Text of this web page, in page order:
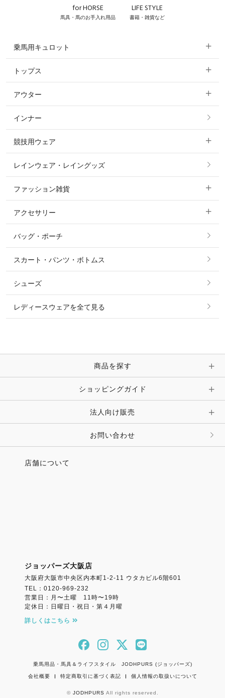
for HORSE
馬具・馬のお手入れ用品
LIFE STYLE
書籍・雑貨など
乗馬用キュロット
すべてのキュロット
フルグリップ・尻革 キュロット
ニーグリップ・膝革 キュロット
トップス
すべてのトップス
ポロシャツ
カットソー・Tシャツ・タンクトップ
パーカー・トレーナー・スウェット
ニット・セーター
シャツ・ブラウス・ワンピース
アウター
すべてのアウター
コート
ジャケット・ブルゾン
その他 アウター
インナー
競技用ウェア
すべての競技用ウェア
ショージャケット
ショーシャツ
レインウェア・レイングッズ
ファッション雑貨
すべてのファッション雑貨
ソックス
ベルト
マフラー・スカーフ・ストール・スヌード
時計・財布・キーケース・革小物
キーホルダー・チャーム・ストラップ
アクセサリー
すべてのアクセサリー
リング
ピアス・イヤリング
ピン・ブローチ・コサージュ
その他 アクセサリー
バッグ・ポーチ
スカート・パンツ・ボトムス
シューズ
レディースウェアを全て見る
商品を探す
ショッピングガイド
法人向け販売
お問い合わせ
店舗について
ジョッパーズ大阪店
大阪府大阪市中央区内本町1-2-11 ウタカビル6階601
TEL：0120-969-232
営業日：月〜土曜 11時〜19時
定休日：日曜日・祝日・第４月曜
詳しくはこちら
乗馬用品・馬具＆ライフスタイル JODHPURS (ジョッパーズ)
会社概要 特定商取引に基づく表記 個人情報の取扱いについて
© JODHPURS All rights reserved.